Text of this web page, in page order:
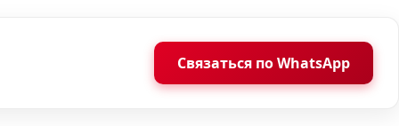
Связаться по WhatsApp